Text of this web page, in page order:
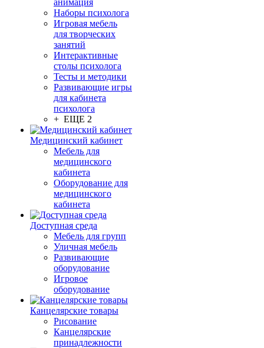
анимация
Наборы психолога
Игровая мебель
для творческих
занятий
Интерактивные
столы психолога
Тесты и методики
Развивающие игры
для кабинета
психолога
+ ЕЩЕ 2
Медицинский кабинет
Мебель для
медицинского
кабинета
Оборудование для
медицинского
кабинета
Доступная среда
Мебель для групп
Уличная мебель
Развивающие
оборудование
Игровое
оборудование
Канцелярские товары
Рисование
Канцелярские
принадлежности